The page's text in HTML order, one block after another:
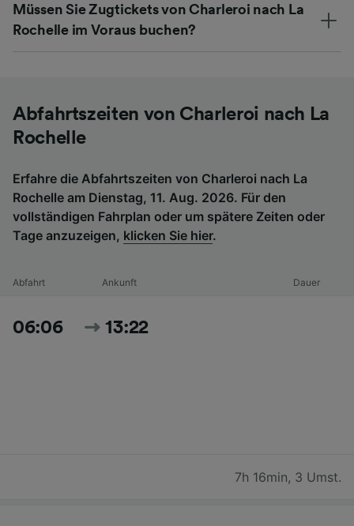
Müssen Sie Zugtickets von Charleroi nach La
Rochelle im Voraus buchen?
Abfahrtszeiten von Charleroi nach La
Rochelle
Erfahre die Abfahrtszeiten von Charleroi nach La
Rochelle am Dienstag, 11. Aug. 2026. Für den
vollständigen Fahrplan oder um spätere Zeiten oder
Tage anzuzeigen, klicken Sie hier.
Abfahrt Ankunft Dauer
06:06 13:22
7h 16min, 3 Umst.